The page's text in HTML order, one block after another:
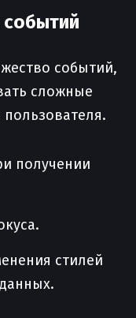
событий,
сложные
получении
стилей